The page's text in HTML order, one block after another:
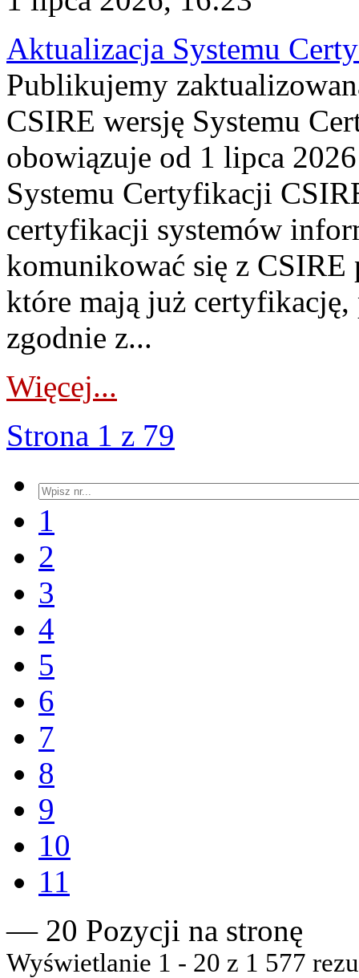
Aktualizacja Systemu
Publikujemy
CSIRE wersję Systemu
obowiązuje od 1 lipca
Systemu Certyfikacji
certyfikacji systemów
komunikować się z
które mają już
zgodnie z...
Więcej...
Strona 1 z 79
1
2
3
4
5
6
7
8
9
10
11
— 20 Pozycji na stronę
Wyświetlanie 1 - 20 z 1 577